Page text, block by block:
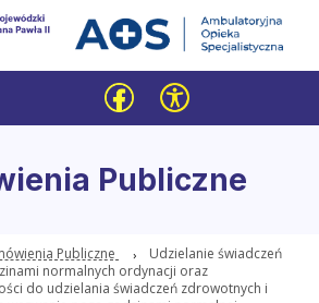
Publiczne
Publiczne
Udzielanie świadczeń
normalnych ordynacji oraz
do udzielania świadczeń zdrowotnych i